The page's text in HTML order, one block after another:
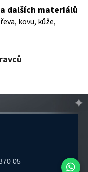
dalších materiálů
kovu, kůže,
05